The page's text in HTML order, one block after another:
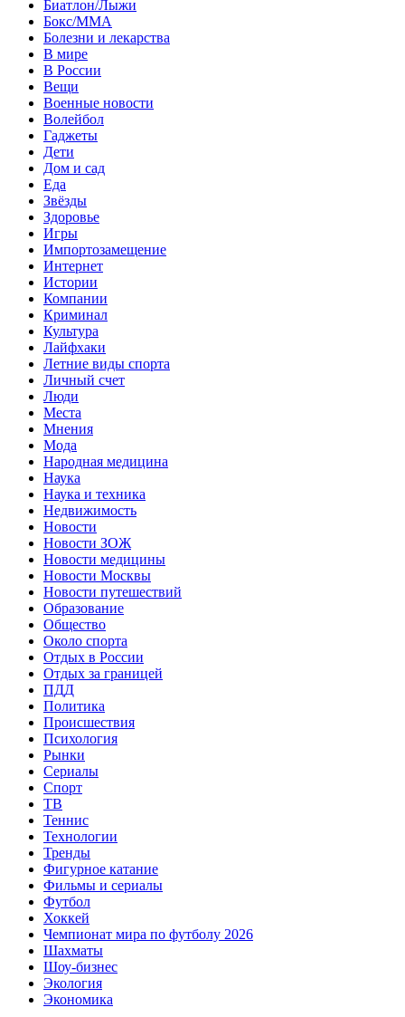
Биатлон/Лыжи
Бокс/MMA
Болезни и лекарства
В мире
В России
Вещи
Военные новости
Волейбол
Гаджеты
Дети
Дом и сад
Еда
Звёзды
Здоровье
Игры
Импортозамещение
Интернет
Истории
Компании
Криминал
Культура
Лайфхаки
Летние виды спорта
Личный счет
Люди
Места
Мнения
Мода
Народная медицина
Наука
Наука и техника
Недвижимость
Новости
Новости ЗОЖ
Новости медицины
Новости Москвы
Новости путешествий
Образование
Общество
Около спорта
Отдых в России
Отдых за границей
ПДД
Политика
Происшествия
Психология
Рынки
Сериалы
Спорт
ТВ
Теннис
Технологии
Тренды
Фигурное катание
Фильмы и сериалы
Футбол
Хоккей
Чемпионат мира по футболу 2026
Шахматы
Шоу-бизнес
Экология
Экономика